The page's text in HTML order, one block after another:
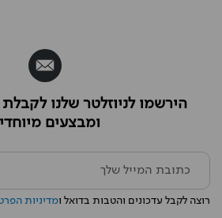
הירשמו לניוזלטר שלנו
ומבצעים
רוצה לקבל עדכונים והטבות בדואל ומדיניות